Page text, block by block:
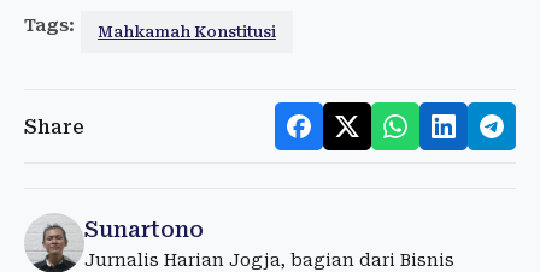
Tags: Mahkamah Konstitusi
Share
Sunartono
Jurnalis Harian Jogja, bagian dari Bisnis